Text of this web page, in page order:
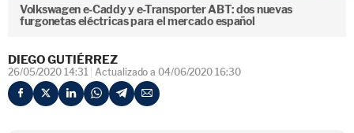
Volkswagen e-Caddy y e-Transporter ABT: dos nuevas
furgonetas eléctricas para el mercado español
DIEGO GUTIÉRREZ
26/05/2020 14:31 Actualizado a 04/06/2020 16:30